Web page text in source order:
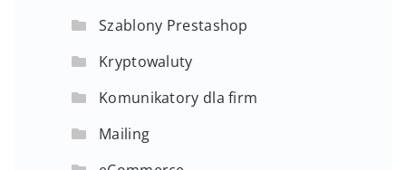
Szablony Prestashop
Kryptowaluty
Komunikatory dla firm
Mailing